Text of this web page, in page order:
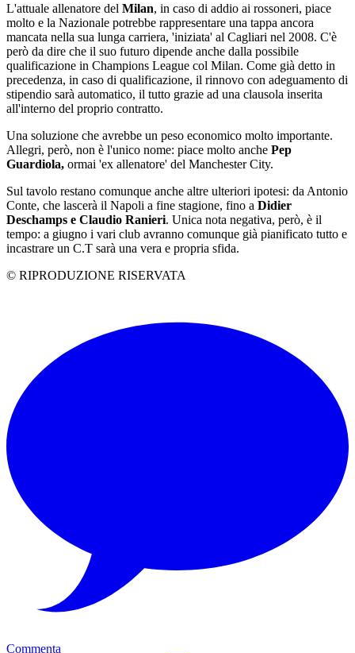
L'attuale allenatore del Milan, in caso di addio ai rossoneri, piace
molto e la Nazionale potrebbe rappresentare una tappa ancora
mancata nella sua lunga carriera, 'iniziata' al Cagliari nel 2008. C'è
però da dire che il suo futuro dipende anche dalla possibile
qualificazione in Champions League col Milan. Come già detto in
precedenza, in caso di qualificazione, il rinnovo con adeguamento di
stipendio sarà automatico, il tutto grazie ad una clausola inserita
all'interno del proprio contratto.
Una soluzione che avrebbe un peso economico molto importante.
Allegri, però, non è l'unico nome: piace molto anche Pep
Guardiola, ormai 'ex allenatore' del Manchester City.
Sul tavolo restano comunque anche altre ulteriori ipotesi: da Antonio
Conte, che lascerà il Napoli a fine stagione, fino a Didier
Deschamps e Claudio Ranieri. Unica nota negativa, però, è il
tempo: a giugno i vari club avranno comunque già pianificato tutto e
incastrare un C.T sarà una vera e propria sfida.
© RIPRODUZIONE RISERVATA
Commenta